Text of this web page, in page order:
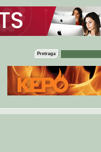
Pretraga :